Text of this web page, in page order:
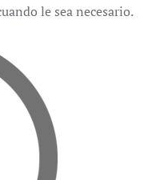
le sea necesario.